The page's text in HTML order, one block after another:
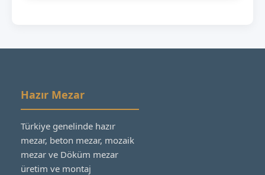
Hazır Mezar
Türkiye genelinde hazır
mezar, beton mezar, mozaik
mezar ve Döküm mezar
üretim ve montaj